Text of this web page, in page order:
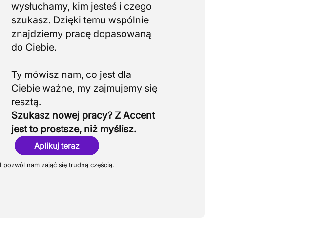
wysłuchamy, kim jesteś i czego
szukasz. Dzięki temu wspólnie
znajdziemy pracę dopasowaną
do Ciebie.
Ty mówisz nam, co jest dla
Ciebie ważne, my zajmujemy się
Szukasz nowej pracy? Z Accent
jest to prostsze, niż myślisz.
Aplikuj teraz
I pozwól nam zająć się trudną częścią.